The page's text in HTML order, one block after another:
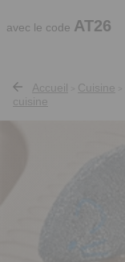
avec le code AT26
Accueil Cuisine
cuisine